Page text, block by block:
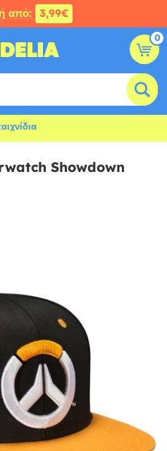
από: 3,99€
0
Showdown